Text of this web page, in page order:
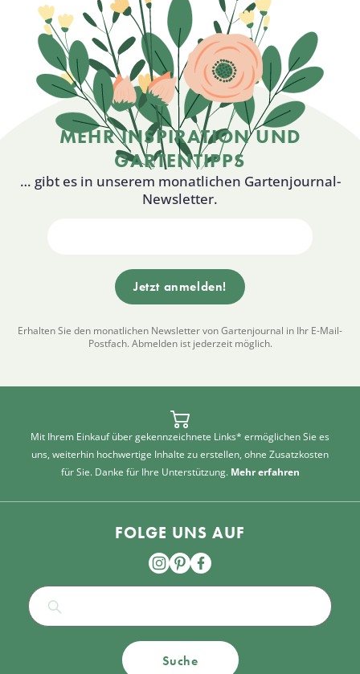
MEHR INSPIRATION UND
GARTENTIPPS
… gibt es in unserem monatlichen Gartenjournal-
Newsletter.
Erhalten Sie den monatlichen Newsletter von Gartenjournal in Ihr E-Mail-
Postfach. Abmelden ist jederzeit möglich.
Mit Ihrem Einkauf über gekennzeichnete Links* ermöglichen Sie es
uns, weiterhin hochwertige Inhalte zu erstellen, ohne Zusatzkosten
für Sie. Danke für Ihre Unterstützung. Mehr erfahren
FOLGE UNS AUF
Suche